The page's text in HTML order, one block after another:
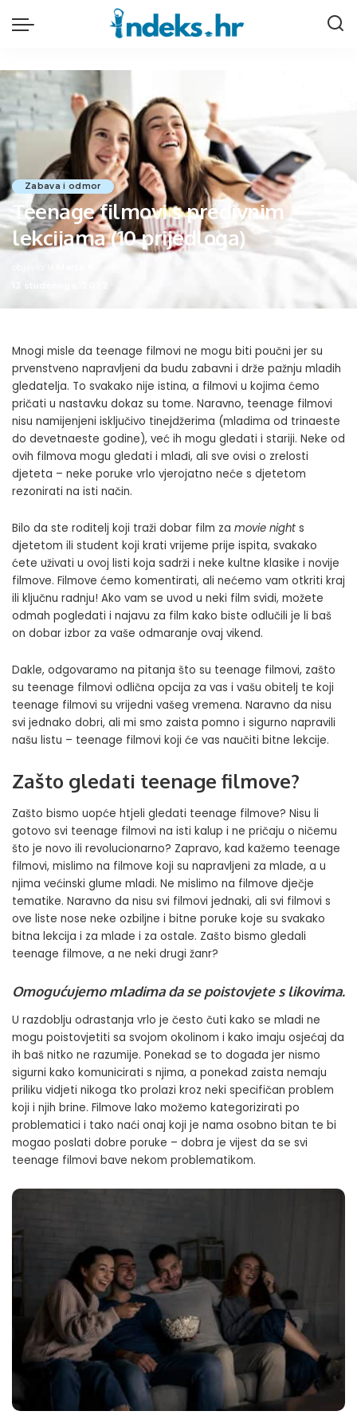
Zabava i odmor
Teenage filmovi s predivnim
lekcijama (10 prijedloga)
Mnogi misle da teenage filmovi ne mogu biti poučni jer su
prvenstveno napravljeni da budu zabavni i drže pažnju mladih
gledatelja. To svakako nije istina, a filmovi u kojima ćemo
pričati u nastavku dokaz su tome. Naravno, teenage filmovi
nisu namijenjeni isključivo tinejdžerima (mladima od trinaeste
do devetnaeste godine), već ih mogu gledati i stariji. Neke od
ovih filmova mogu gledati i mlađi, ali sve ovisi o zrelosti
djeteta – neke poruke vrlo vjerojatno neće s djetetom
rezonirati na isti način.
Bilo da ste roditelj koji traži dobar film za movie night s
djetetom ili student koji krati vrijeme prije ispita, svakako
ćete uživati u ovoj listi koja sadrži i neke kultne klasike i novije
filmove. Filmove ćemo komentirati, ali nećemo vam otkriti kraj
ili ključnu radnju! Ako vam se uvod u neki film svidi, možete
odmah pogledati i najavu za film kako biste odlučili je li baš
on dobar izbor za vaše odmaranje ovaj vikend.
Dakle, odgovaramo na pitanja što su teenage filmovi, zašto
su teenage filmovi odlična opcija za vas i vašu obitelj te koji
teenage filmovi su vrijedni vašeg vremena. Naravno da nisu
svi jednako dobri, ali mi smo zaista pomno i sigurno napravili
našu listu – teenage filmovi koji će vas naučiti bitne lekcije.
Zašto gledati teenage filmove?
Zašto bismo uopće htjeli gledati teenage filmove? Nisu li
gotovo svi teenage filmovi na isti kalup i ne pričaju o ničemu
što je novo ili revolucionarno? Zapravo, kad kažemo teenage
filmovi, mislimo na filmove koji su napravljeni za mlade, a u
njima većinski glume mladi. Ne mislimo na filmove dječje
tematike. Naravno da nisu svi filmovi jednaki, ali svi filmovi s
ove liste nose neke ozbiljne i bitne poruke koje su svakako
bitna lekcija i za mlade i za ostale. Zašto bismo gledali
teenage filmove, a ne neki drugi žanr?
Omogućujemo mladima da se poistovjete s likovima.
U razdoblju odrastanja vrlo je često čuti kako se mladi ne
mogu poistovjetiti sa svojom okolinom i kako imaju osjećaj da
ih baš nitko ne razumije. Ponekad se to događa jer nismo
sigurni kako komunicirati s njima, a ponekad zaista nemaju
priliku vidjeti nikoga tko prolazi kroz neki specifičan problem
koji i njih brine. Filmove lako možemo kategorizirati po
problematici i tako naći onaj koji je nama osobno bitan te bi
mogao poslati dobre poruke – dobra je vijest da se svi
teenage filmovi bave nekom problematikom.